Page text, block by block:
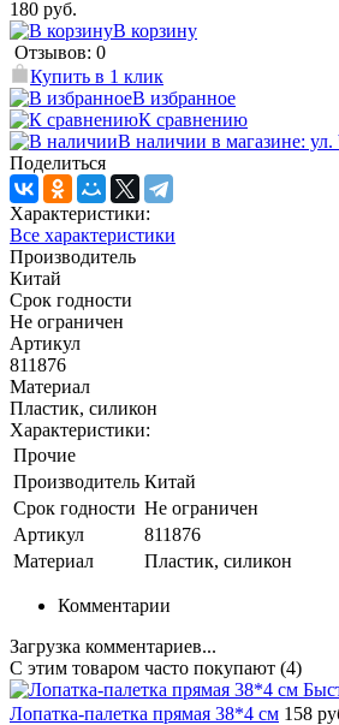
180 руб.
В корзину
Отзывов: 0
Купить в 1 клик
В избранное
К сравнению
В наличии в магазине:
Поделиться
Характеристики:
Все характеристики
Производитель
Китай
Срок годности
Не ограничен
Артикул
811876
Материал
Пластик, силикон
Характеристики:
Прочие
Производитель Китай
Срок годности Не ограничен
Артикул
811876
Материал
Пластик, силикон
Комментарии
Загрузка комментариев...
С этим товаром часто покупают (4)
Лопатка-палетка прямая 38*4 см 158